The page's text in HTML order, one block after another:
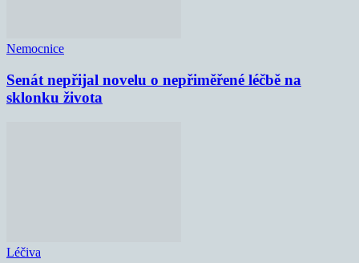
Nemocnice
Senát nepřijal novelu o nepřiměřené léčbě na
sklonku života
Léčiva